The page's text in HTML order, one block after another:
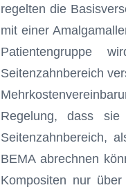
regelten die
mit einer
Patientengruppe
Seitenzahnbereich
Regelung, dass
Seitenzahnbereich,
BEMA abrechnen
Kompositen nur